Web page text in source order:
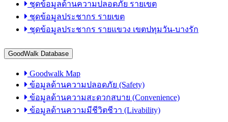
ชุดข้อมูลด้านความปลอดภัย รายเขต
ชุดข้อมูลประชากร รายเขต
ชุดข้อมูลประชากร รายแขวง เขตปทุมวัน-บางรัก
GoodWalk Database
Goodwalk Map
ข้อมูลด้านความปลอดภัย (Safety)
ข้อมูลด้านความสะดวกสบาย (Convenience)
ข้อมูลด้านความมีชีวิตชีวา (Livability)